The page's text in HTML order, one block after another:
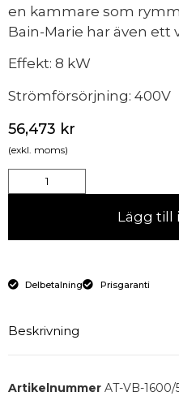
en kammare som
Bain-Marie har även ett
Effekt: 8 kW
Strömförsörjning: 400V
56,473 kr
(exkl. moms)
Lägg till
Delbetalning Prisgaranti
Beskrivning
Fristående 1-kammare
Artikelnummer AT-VB-1600/